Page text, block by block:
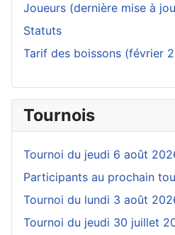
Joueurs (dernière mise à
Statuts
Tarif des boissons (février
Tournois
Tournoi du jeudi 6 août
Participants au prochain
Tournoi du lundi 3 août
Tournoi du jeudi 30 juillet